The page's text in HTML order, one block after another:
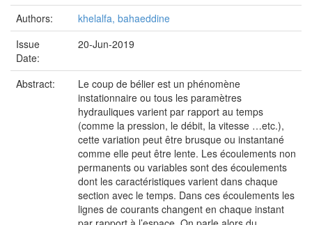
Authors:
khelalfa, bahaeddine
Issue
Date:
20-Jun-2019
Abstract:
Le coup de bélier est un phénomène
instationnaire ou tous les paramètres
hydrauliques varient par rapport au temps
(comme la pression, le débit, la vitesse …etc.),
cette variation peut être brusque ou instantané
comme elle peut être lente. Les écoulements non
permanents ou variables sont des écoulements
dont les caractéristiques varient dans chaque
section avec le temps. Dans ces écoulements les
lignes de courants changent en chaque instant